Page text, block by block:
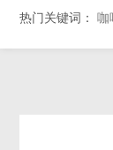
热门关键词： 咖